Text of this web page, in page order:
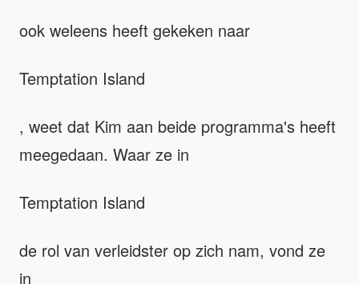
ook weleens heeft gekeken naar
Temptation Island
, weet dat Kim aan beide programma's heeft
meegedaan. Waar ze in
Temptation Island
de rol van verleidster op zich nam, vond ze
in